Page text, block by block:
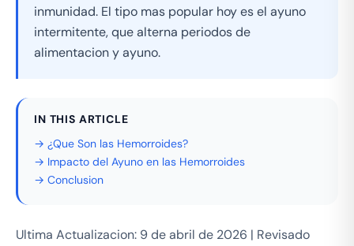
inmunidad. El tipo mas popular hoy es el ayuno
intermitente, que alterna periodos de
alimentacion y ayuno.
IN THIS ARTICLE
→ ¿Que Son las Hemorroides?
→ Impacto del Ayuno en las Hemorroides
→ Conclusion
Ultima Actualizacion: 9 de abril de 2026 | Revisado